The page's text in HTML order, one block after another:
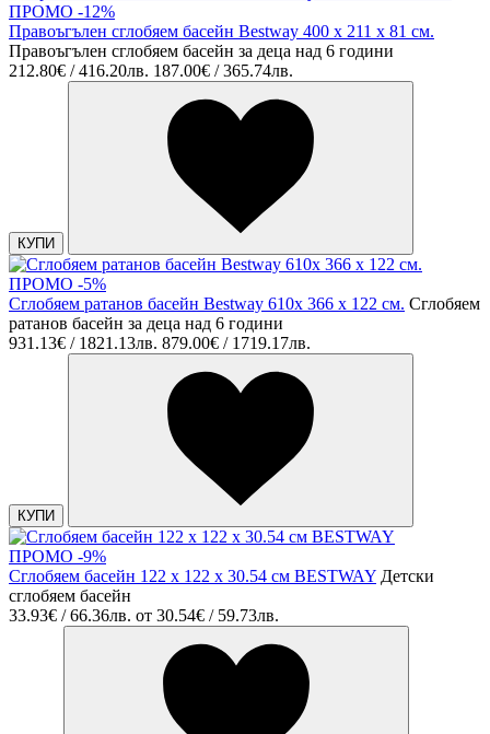
ПРОМО -12%
Правоъгълен сглобяем басейн Bestway 400 х 211 х 81 см.
Правоъгълен сглобяем басейн за деца над 6 години
212.80€ / 416.20лв. 187.00€ / 365.74лв.
КУПИ
ПРОМО -5%
Сглобяем ратанов басейн Bestway 610x 366 х 122 см. Сглобяем
ратанов басейн за деца над 6 години
931.13€ / 1821.13лв. 879.00€ / 1719.17лв.
КУПИ
ПРОМО -9%
Сглобяем басейн 122 х 122 х 30.54 см BESTWAY Детски
сглобяем басейн
33.93€ / 66.36лв. от 30.54€ / 59.73лв.